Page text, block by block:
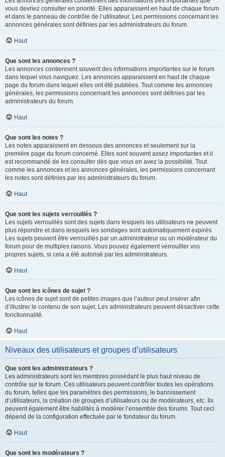
vous devriez consulter en priorité. Elles apparaissent en haut de chaque forum
et dans le panneau de contrôle de l’utilisateur. Les permissions concernant les
annonces générales sont définies par les administrateurs du forum.
Haut
Que sont les annonces ?
Les annonces contiennent souvent des informations importantes sur le forum
dans lequel vous naviguez. Les annonces apparaissent en haut de chaque
page du forum dans lequel elles ont été publiées. Tout comme les annonces
générales, les permissions concernant les annonces sont définies par les
administrateurs du forum.
Haut
Que sont les notes ?
Les notes apparaissent en dessous des annonces et seulement sur la
première page du forum concerné. Elles sont souvent assez importantes et il
est recommandé de les consulter dès que vous en avez la possibilité. Tout
comme les annonces et les annonces générales, les permissions concernant
les notes sont définies par les administrateurs du forum.
Haut
Que sont les sujets verrouillés ?
Les sujets verrouillés sont des sujets dans lesquels les utilisateurs ne peuvent
plus répondre et dans lesquels les sondages sont automatiquement expirés.
Les sujets peuvent être verrouillés par un administrateur ou un modérateur du
forum pour de multiples raisons. Vous pouvez également verrouiller vos
propres sujets, si cela a été autorisé par les administrateurs.
Haut
Que sont les icônes de sujet ?
Les icônes de sujet sont de petites images que l’auteur peut insérer afin
d’illustrer le contenu de son sujet. Les administrateurs peuvent désactiver cette
fonctionnalité.
Haut
Niveaux des utilisateurs et groupes d’utilisateurs
Que sont les administrateurs ?
Les administrateurs sont les membres possédant le plus haut niveau de
contrôle sur le forum. Ces utilisateurs peuvent contrôler toutes les opérations
du forum, telles que les paramètres des permissions, le bannissement
d’utilisateurs, la création de groupes d’utilisateurs ou de modérateurs, etc. Ils
peuvent également être habilités à modérer l’ensemble des forums. Tout ceci
dépend de la configuration effectuée par le fondateur du forum.
Haut
Que sont les modérateurs ?